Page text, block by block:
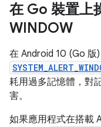
在 Go 裝置上
WINDOW
在 Android 10 (Go 版
耗用過多記憶體，對
害。
如果應用程式在搭載